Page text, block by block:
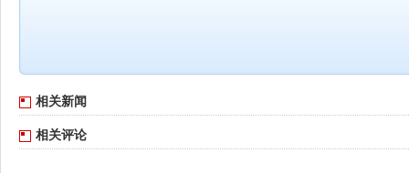
相关新闻
相关评论